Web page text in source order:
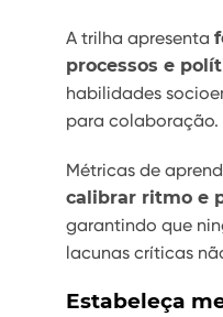
A trilha apresenta
processos e
habilidades
para colaboração.
Métricas de
calibrar ritmo e
garantindo que
lacunas críticas
Estabeleça